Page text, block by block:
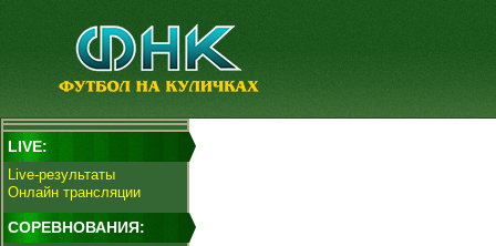
LIVE:
Live-результаты
Онлайн трансляции
СОРЕВНОВАНИЯ: